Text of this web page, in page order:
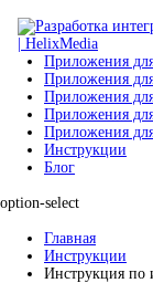
Приложения
Приложения
Приложения
Приложения
Приложения
Инструкции
Блог
option-select
Главная
Инструкции
Инструкция по